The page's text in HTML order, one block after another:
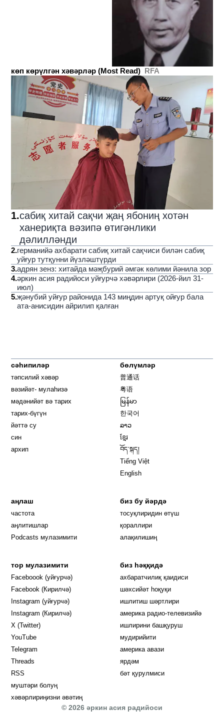
көп көрүлгән хәвәрләр (Most Read) RFA
1.сабиқ хитай сақчи җаң ябониң хотән
ханериқта вәзипә өтигәнлики
дәлилләнди
2.германийә ахбарати сабиқ хитай сақчиси билән сабиқ
уйғур тутқунни йүзләштүрди
3.адрян зенз: хитайда мәҗбурий әмгәк көлими йәнила зор
4.әркин асия радийоси уйғурчә хәвәрлири (2026-йил 31-
июл)
5.җәнубий уйғур районида 143 миңдин артуқ ойғур бала
ата-анисидин айрилип қалған
сәһипиләр
тәпсилий хәвәр
вәзийәт- мулаһизә
мәдәнийәт вә тарих
тарих-бүгүн
йәттә су
син
архип
бөлүмләр
普通话
粤语
မြန်မာ
한국어
ລາວ
ខ្មែរ
བོད་སྐད།
Tiếng Việt
English
аңлаш
частота
аңлитишлар
Podcasts мулазимити
биз бу йәрдә
тосуқлиридин өтүш
қораллири
алақилишиң
тор мулазимити
Faceboook (уйғурчә) Opens in new window
Facebook (Кирилчә) Opens in new window
Instagram (уйғурчә) Opens in new window
Instagram (Кирилчә) Opens in new window
X (Twitter)
YouTube
Telegram
Threads
RSS
муштәри болуң
хәвәрлириңизни әвәтиң
биз һәққидә
ахбаратчилиқ қаидиси
шәхсийәт һоқуқи
ишлитиш шәртлири
америка радио-телевизийә
ишлирини башқуруш
мудирийити
америка авази
ярдәм
бәт қурулмиси
© 2026 әркин асия радийоси